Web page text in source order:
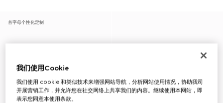
首字母个性化定制
我们使用Cookie
我们使用 cookie 和类似技术来增强网站导航，分析网站使用情况，协助我司
开展营销工作，并允许您在社交网络上共享我们的内容。继续使用本网站，即
表示您同意本使用条款。